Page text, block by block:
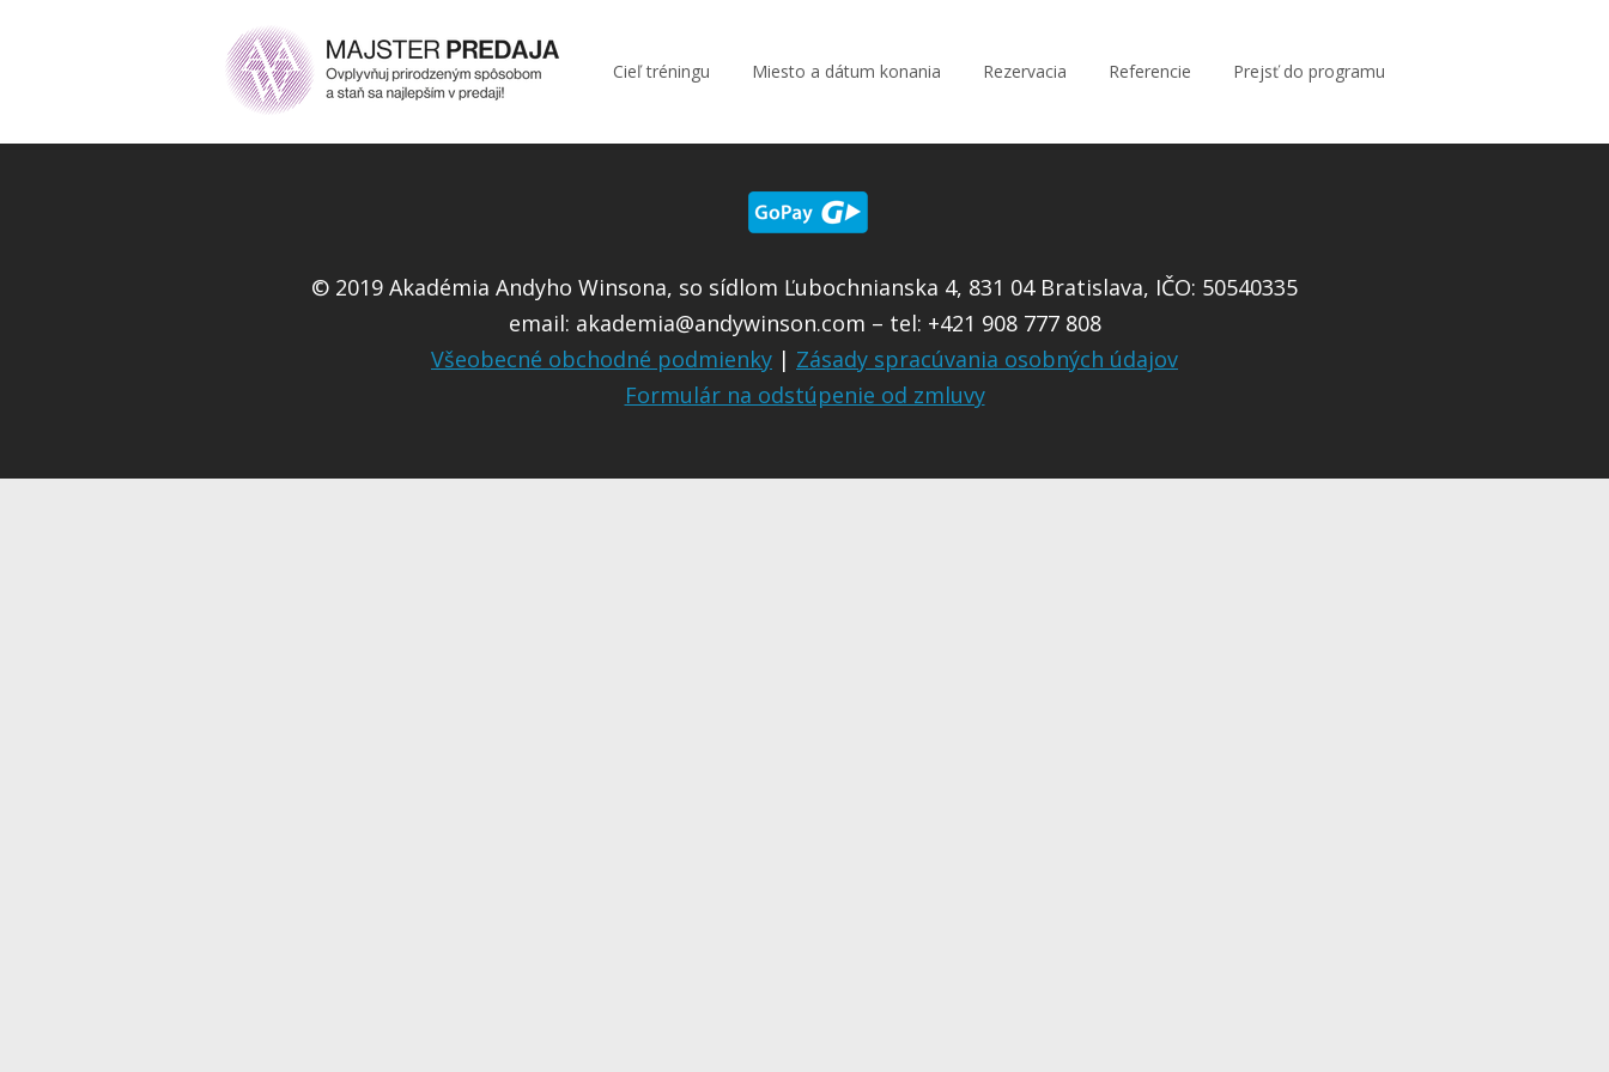
Cieľ tréningu Miesto a dátum konania Rezervacia Referencie Prejsť do programu
© 2019 Akadémia Andyho Winsona, so sídlom Ľubochnianska 4, 831 04 Bratislava, IČO: 50540335
email: akademia@andywinson.com – tel: +421 908 777 808
Všeobecné obchodné podmienky | Zásady spracúvania osobných údajov
Formulár na odstúpenie od zmluvy